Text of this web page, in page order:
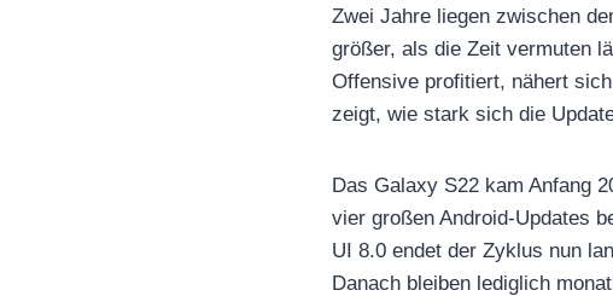
Zwei Jahre liegen zwischen
größer, als die Zeit vermuten
Offensive profitiert, nähert
zeigt, wie stark sich die
Das Galaxy S22 kam Anfang
vier großen Android-Updates
UI 8.0 endet der Zyklus nun
Danach bleiben lediglich